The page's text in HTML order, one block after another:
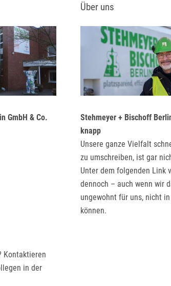
GmbH & Co.
Kontaktieren
in der
Über uns
Stehmeyer + Bischoff
knapp
Unsere ganze Vielfalt
zu umschreiben, ist gar
Unter dem folgenden Link
dennoch – auch wenn wir
ungewohnt für uns, nicht
können.